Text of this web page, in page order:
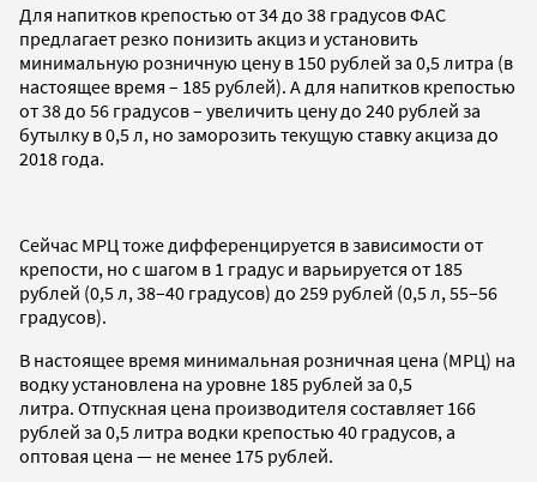
Для напитков крепостью от 34 до 38 градусов ФАС
предлагает резко понизить акциз и установить
минимальную розничную цену в 150 рублей за 0,5 литра (в
настоящее время – 185 рублей). А для напитков крепостью
от 38 до 56 градусов – увеличить цену до 240 рублей за
бутылку в 0,5 л, но заморозить текущую ставку акциза до
2018 года.
Сейчас МРЦ тоже дифференцируется в зависимости от
крепости, но с шагом в 1 градус и варьируется от 185
рублей (0,5 л, 38–40 градусов) до 259 рублей (0,5 л, 55–56
градусов).
В настоящее время минимальная розничная цена (МРЦ) на
водку установлена на уровне 185 рублей за 0,5
литра. Отпускная цена производителя составляет 166
рублей за 0,5 литра водки крепостью 40 градусов, а
оптовая цена — не менее 175 рублей.